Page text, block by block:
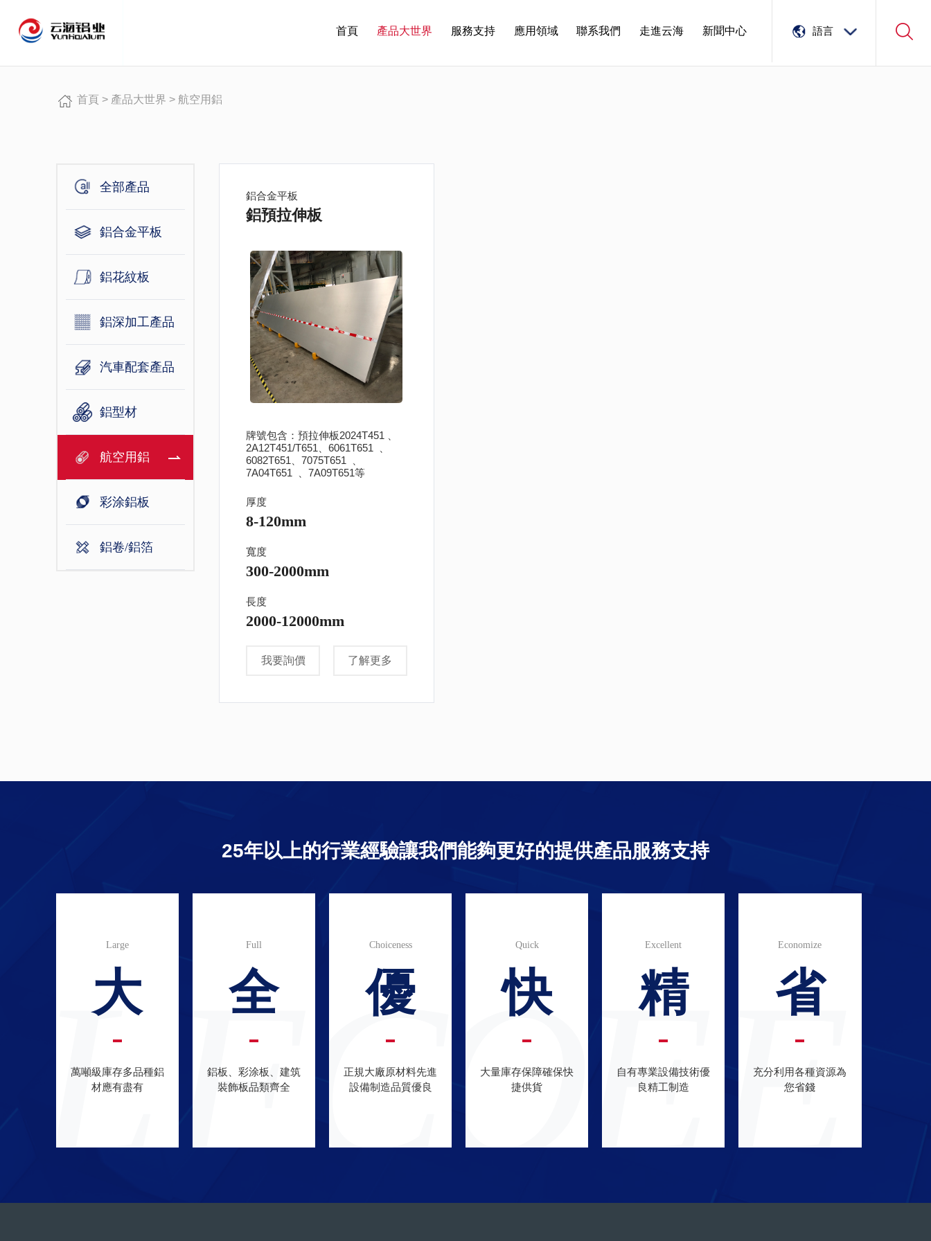
首頁 產品大世界 服務支持 應用領域 聯系我們 走進云海 新聞中心 語言
首頁 > 產品大世界 > 航空用鋁
全部產品
鋁合金平板
鋁花紋板
鋁深加工產品
汽車配套產品
鋁型材
航空用鋁
彩涂鋁板
鋁卷/鋁箔
鋁合金平板
鋁預拉伸板
牌號包含：預拉伸板2024T451 、
2A12T451/T651、6061T651 、
6082T651、7075T651 、
7A04T651 、7A09T651等
厚度
8-120mm
寬度
300-2000mm
長度
2000-12000mm
我要詢價 了解更多
25年以上的行業經驗讓我們能夠更好的提供產品服務支持
Large
大
萬噸級庫存多品種鋁
材應有盡有
L
Full
全
鋁板、彩涂板、建筑
裝飾板品類齊全
F
Choiceness
優
正規大廠原材料先進
設備制造品質優良
C
Quick
快
大量庫存保障確保快
捷供貨
Q
Excellent
精
自有專業設備技術優
良精工制造
E
Economize
省
充分利用各種資源為
您省錢
E